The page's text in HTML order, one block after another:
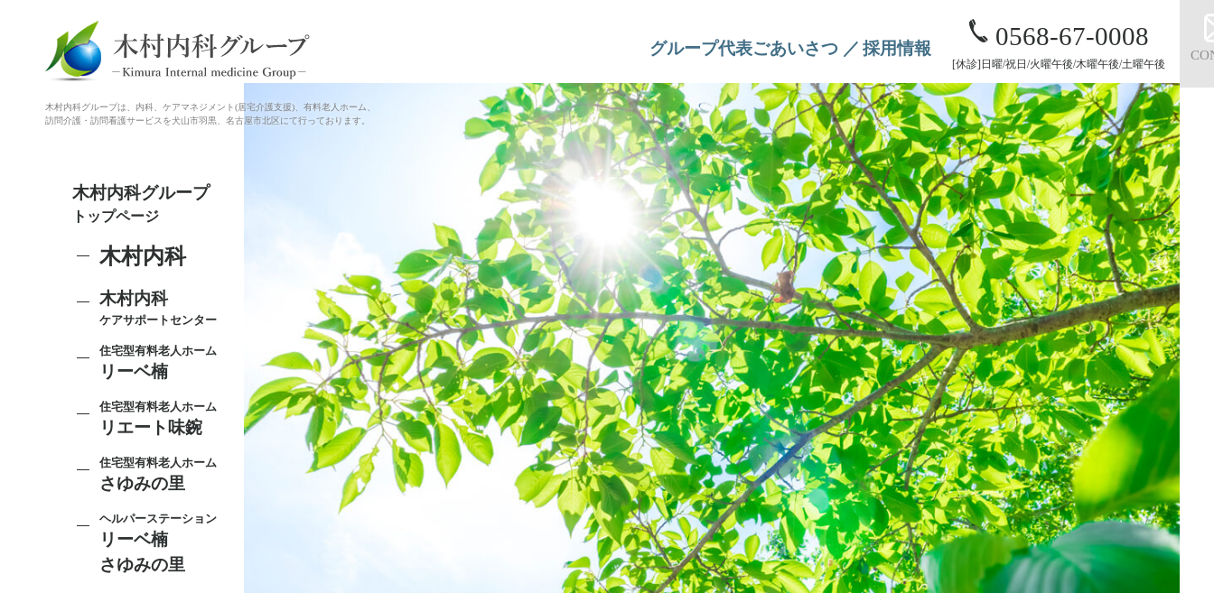
木村内科グループは、内科、ケアマネジメント(居宅介護支援)、有料老人ホーム、
訪問介護・訪問看護サービスを犬山市羽黒、名古屋市北区にて行っております。
グループ代表ごあいさつ 採用情報 0568-67-0008
[休診]日曜/祝日/火曜午後/木曜午後/土曜午後
木村内科グループ
トップページ
木村内科
木村内科
ケアサポートセンター
住宅型有料老人ホーム
リーベ楠
住宅型有料老人ホーム
リエート味鋺
住宅型有料老人ホーム
さゆみの里
ヘルパーステーション
リーベ楠
さゆみの里